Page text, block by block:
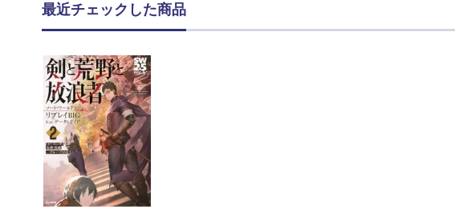
最近チェックした商品